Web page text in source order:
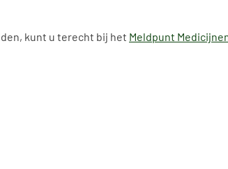
kunt u terecht bij het Meldpunt